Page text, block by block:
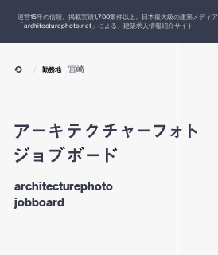
運営15年の信頼、掲載実績1,700案件以上。日本最大級の建築メディア
「architecturephoto.net 」による、建築求人情報紹介サイト
architecturephoto
jobboard
勤務地 宮崎